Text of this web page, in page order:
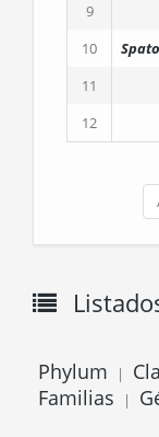
9
10
11
12
Phylum |
Familias |